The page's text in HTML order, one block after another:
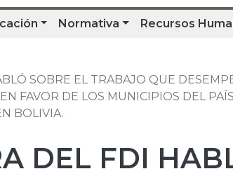
Normativa Recursos
SOBRE EL TRABAJO QUE
FAVOR DE LOS MUNICIPIOS DEL
BOLIVIA.
DEL FDI